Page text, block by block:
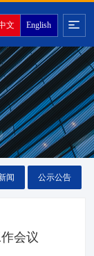
文 English
闻 公示公告
会议